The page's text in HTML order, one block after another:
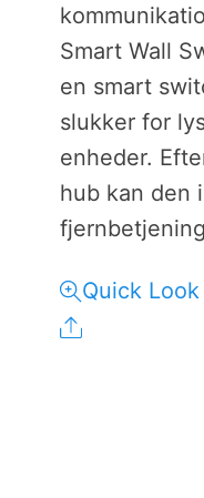
Smart Wall
en smart
slukker for
enheder.
hub kan den
Quick Look
Share